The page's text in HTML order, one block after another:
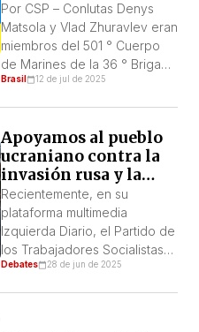
Por CSP – Conlutas Denys
Matsola y Vlad Zhuravlev eran
miembros del 501 ° Cuerpo
de Marines de la 36 ° Brigada
Naval de Ucrania que
de Ilich y luego en la planta
de acero de Azovstal,
cuando Putin lanzó su
invasión de Ucrania en […]
Brasil 12 de jul de 2025
Apoyamos al pueblo
ucraniano contra la
invasión rusa y la
colonización yanqui
Recientemente, en su
plataforma multimedia
Izquierda Diario, el Partido de
los Trabajadores Socialistas-
PTS, de Argentina, y su
Debates 28 de jun de 2025